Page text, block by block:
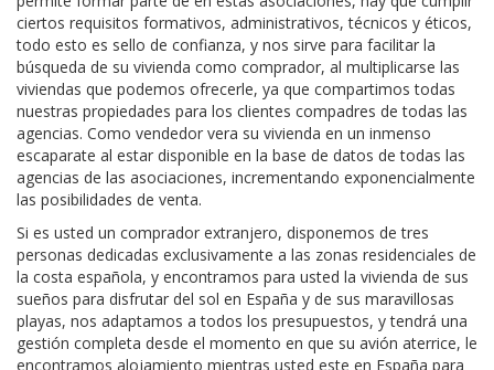
ciertos requisitos formativos, administrativos, técnicos y éticos,
todo esto es sello de confianza, y nos sirve para facilitar la
búsqueda de su vivienda como comprador, al multiplicarse las
viviendas que podemos ofrecerle, ya que compartimos todas
nuestras propiedades para los clientes compadres de todas las
agencias. Como vendedor vera su vivienda en un inmenso
escaparate al estar disponible en la base de datos de todas las
agencias de las asociaciones, incrementando exponencialmente
las posibilidades de venta.
Si es usted un comprador extranjero, disponemos de tres
personas dedicadas exclusivamente a las zonas residenciales de
la costa española, y encontramos para usted la vivienda de sus
sueños para disfrutar del sol en España y de sus maravillosas
playas, nos adaptamos a todos los presupuestos, y tendrá una
gestión completa desde el momento en que su avión aterrice, le
encontramos alojamiento mientras usted este en España para